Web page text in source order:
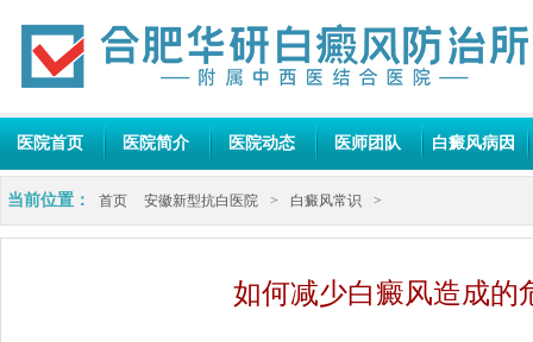
医院首页 医院简介 医院动态 医师团队 白癜风病因
当前位置： 首页 安徽新型抗白医院 > 白癜风常识 >
如何减少白癜风造成的